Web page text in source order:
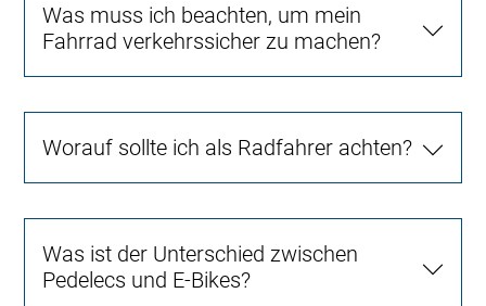
Was muss ich beachten, um mein
Fahrrad verkehrssicher zu machen?
Worauf sollte ich als Radfahrer achten?
Was ist der Unterschied zwischen
Pedelecs und E-Bikes?